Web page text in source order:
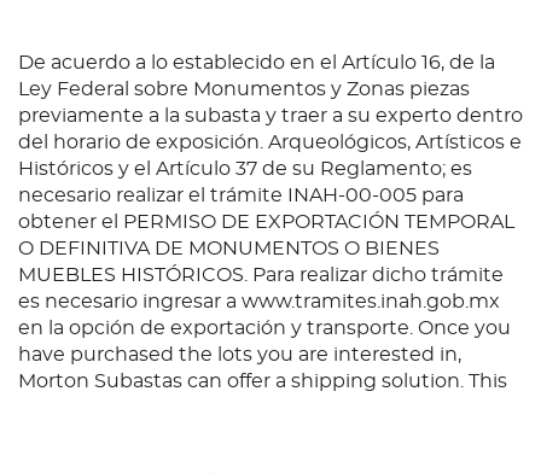
De acuerdo a lo establecido en el Artículo 16, de la
Ley Federal sobre Monumentos y Zonas piezas
previamente a la subasta y traer a su experto dentro
del horario de exposición. Arqueológicos, Artísticos e
Históricos y el Artículo 37 de su Reglamento; es
necesario realizar el trámite INAH-00-005 para
obtener el PERMISO DE EXPORTACIÓN TEMPORAL
O DEFINITIVA DE MONUMENTOS O BIENES
MUEBLES HISTÓRICOS. Para realizar dicho trámite
es necesario ingresar a www.tramites.inah.gob.mx
en la opción de exportación y transporte. Once you
have purchased the lots you are interested in,
Morton Subastas can offer a shipping solution. This